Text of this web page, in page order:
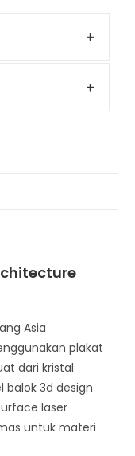
Asia
plakat
dari kristal
3d design
laser
untuk materi